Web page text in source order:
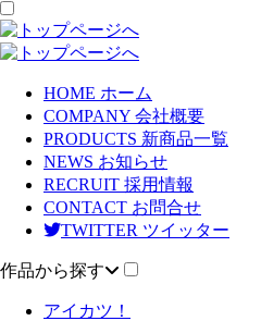
HOME ホーム
COMPANY 会社概要
PRODUCTS 新商品一覧
NEWS お知らせ
RECRUIT 採用情報
CONTACT お問合せ
TWITTER ツイッター
作品から探す
アイカツ！